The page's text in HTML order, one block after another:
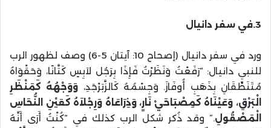
3.في سفر دانيال
ورد في سفر دانيال (إصحاح 10: آيتان 5-6) وصف لظهور الرب
للنبي دانيال: “رَفَعْتُ وَنَظَرْتُ فَإِذَا بِرَجُل لاَبِسٍ كَتَّانًا، وَحَقْوَاهُ
مُتَنَطِّقَانِ بِذَهَبِ أُوفَازَ. وَجِسْمُهُ كَالزَّبَرْجَدِ، وَوَجْهُهُ كَمَنْظَرِ
الْبَرْقِ، وَعَيْنَاهُ كَمِصْبَاحَيْ نَارٍ، وَذِرَاعَاهُ وَرِجْلاَهُ كَعَيْنِ النُّحَاسِ
الْمَصْقُولِ.” وقد ذُكر شكل الرب كذلك في “كُنْتُ أَرَى أَنَّهُ